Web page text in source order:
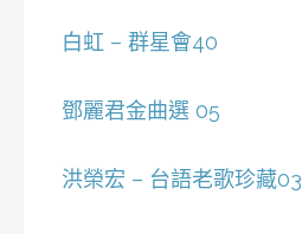
白虹 – 群星會40
鄧麗君金曲選 05
洪榮宏 – 台語老歌珍藏03